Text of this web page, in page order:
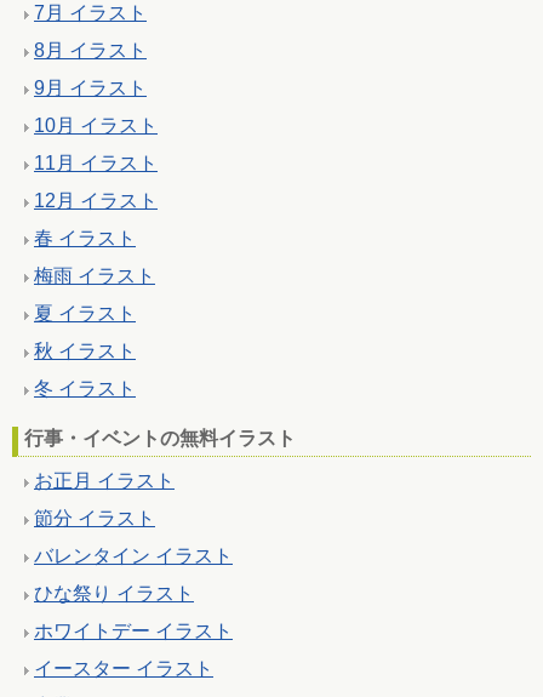
7月 イラスト
8月 イラスト
9月 イラスト
10月 イラスト
11月 イラスト
12月 イラスト
春 イラスト
梅雨 イラスト
夏 イラスト
秋 イラスト
冬 イラスト
行事・イベントの無料イラスト
お正月 イラスト
節分 イラスト
バレンタイン イラスト
ひな祭り イラスト
ホワイトデー イラスト
イースター イラスト